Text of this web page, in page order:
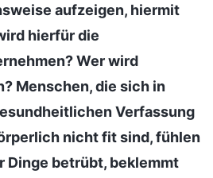
aufzeigen, hiermit
hierfür die
Wer wird
Menschen, die sich in
Verfassung
nicht fit sind, fühlen
Dinge betrübt, beklemmt